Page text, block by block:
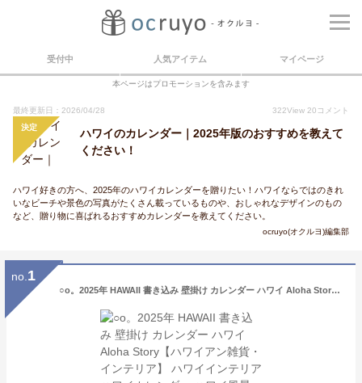
受付中 人気アイテム マイページ
本ページはプロモーションを含みます
最終更新日：2026/04/28 322View 20 コメント
決定
ハワイのカレンダー｜2025年版のおすすめを教えて
ください！
ハワイ好きの方へ、2025年のハワイカレンダーを贈りたい！ハワイならではのきれ
いなビーチや景色の写真がたくさん載っているものや、おしゃれなデザインのもの
など、贈り物に喜ばれるおすすめカレンダーを教えてください。
ocruyo(オクルヨ)編集部
no. 1
○o。2025年 HAWAII 書き込み 壁掛け カレンダー ハワイ Aloha Story【ハワイアン雑貨・インテリア】 ハワイインテリア ハワイカレンダー ハワイ風景 景色 ヤシの木 ワイキキ サーフ 夜景 サンセット オアフ モロカイ マウイ ラナイ モロカイ お土産 プレゼント。o○